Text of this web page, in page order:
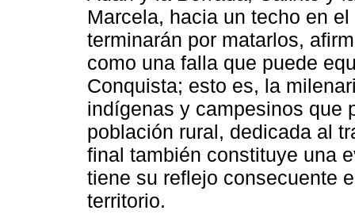
Marcela, hacia un techo en
terminarán por matarlos,
como una falla que puede
Conquista; esto es, la
indígenas y campesinos que
población rural, dedicada al
final también constituye una
tiene su reflejo consecuente
territorio.